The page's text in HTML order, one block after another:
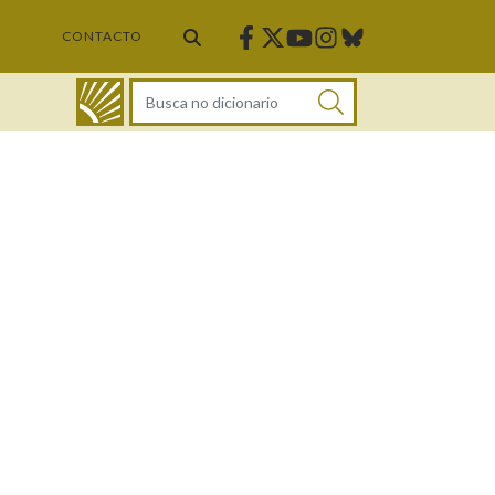
CONTACTO Facebook
Twitter
Youtube
Instagram
Bluesky
DICIONARIO